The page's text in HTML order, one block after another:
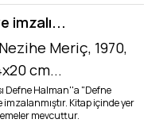
imzalı...
Meriç, 1970,
cm...
Defne Halman''a "Defne
Kitap içinde yer
mevcuttur.